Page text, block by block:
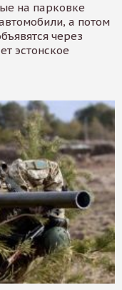
на парковке
а потом
через
эстонское